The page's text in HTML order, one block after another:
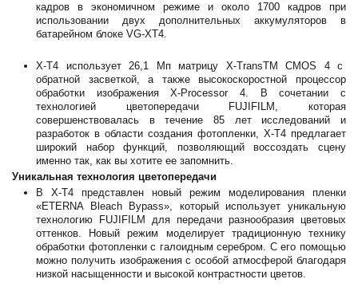
кадров в экономичном режиме и около 1700 кадров при
использовании двух дополнительных аккумуляторов в
батарейном блоке VG-XT4.
Х-T4 использует 26,1 Мп матрицу X-TransTM CMOS 4 с
обратной засветкой, а также высокоскоростной процессор
обработки изображения X-Processor 4. В сочетании с
технологией цветопередачи FUJIFILM, которая
совершенствовалась в течение 85 лет исследований и
разработок в области создания фотопленки, X-T4 предлагает
широкий набор функций, позволяющий воссоздать сцену
именно так, как вы хотите ее запомнить.
Уникальная технология цветопередачи
В X-T4 представлен новый режим моделирования пленки
«ETERNA Bleach Bypass», который использует уникальную
технологию FUJIFILM для передачи разнообразия цветовых
оттенков. Новый режим моделирует традиционную технику
обработки фотопленки с галоидным серебром. С его помощью
можно получить изображения с особой атмосферой благодаря
низкой насыщенности и высокой контрастности цветов.